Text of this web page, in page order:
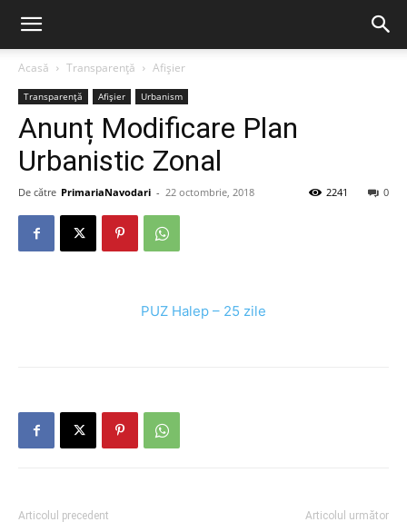
Acasă Transparență Afișier
Transparență Afișier Urbanism
Anunț Modificare Plan
Urbanistic Zonal
De către PrimariaNavodari - 22 octombrie, 2018 0
2241
PUZ Halep – 25 zile
Articolul precedent Articolul următor